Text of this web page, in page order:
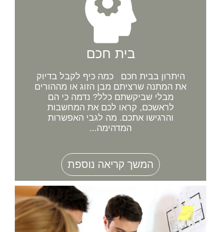
בית חכם
היתרון בבית חכם כמה כיף לקבל בדיוק
את המתנה שרציתם מבן הזוג או מההורים
מבלי שביקשתם כלל? נדמה כי הם
לראשכם, קראו לכם את המחשבות
והרגישו אתכם. מה לגבי האפשרות
המדהימה...
המשך קריאה נוספת